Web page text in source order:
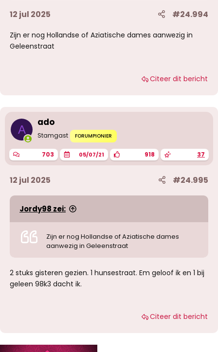
12 jul 2025 #24.994
Zijn er nog Hollandse of Aziatische dames aanwezig in
Geleenstraat
Citeer dit bericht
A
ado
Stamgast FORUMPIONIER
703 05/07/21 918 37
12 jul 2025 #24.995
Jordy98 zei:
Zijn er nog Hollandse of Aziatische dames
aanwezig in Geleenstraat
2 stuks gisteren gezien. 1 hunsestraat. Em geloof ik en 1 bij
geleen 98k3 dacht ik.
Citeer dit bericht